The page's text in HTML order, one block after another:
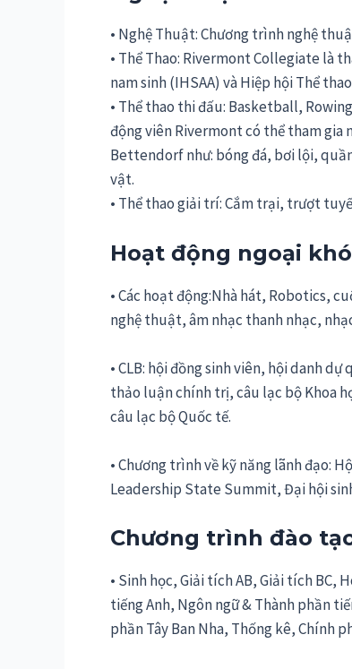
• Nghệ Thuật: Chương trình nghệ
• Thể Thao: Rivermont Collegiate là
nam sinh (IHSAA) và Hiệp hội Thể
• Thể thao thi đấu: Basketball,
động viên Rivermont có thể tham gia
Bettendorf như: bóng đá, bơi lội,
vật.
• Thể thao giải trí: Cắm trại, trượt
Hoạt động ngoại
• Các hoạt động:Nhà hát, Robotics,
nghệ thuật, âm nhạc thanh nhạc,
• CLB: hội đồng sinh viên, hội danh
thảo luận chính trị, câu lạc bộ Khoa
câu lạc bộ Quốc tế.
• Chương trình về kỹ năng lãnh đạo:
Leadership State Summit, Đại hội
Chương trình đào
• Sinh học, Giải tích AB, Giải tích BC,
tiếng Anh, Ngôn ngữ & Thành phần
phần Tây Ban Nha, Thống kê, Chính